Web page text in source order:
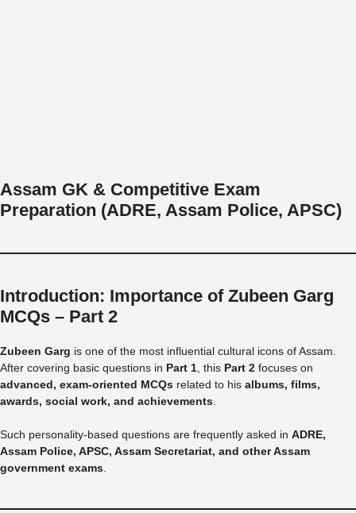
Assam GK & Competitive Exam
Preparation (ADRE, Assam Police, APSC)
Introduction: Importance of Zubeen Garg
MCQs – Part 2
Zubeen Garg is one of the most influential cultural icons of Assam.
After covering basic questions in Part 1, this Part 2 focuses on
advanced, exam-oriented MCQs related to his albums, films,
awards, social work, and achievements.
Such personality-based questions are frequently asked in ADRE,
Assam Police, APSC, Assam Secretariat, and other Assam
government exams.